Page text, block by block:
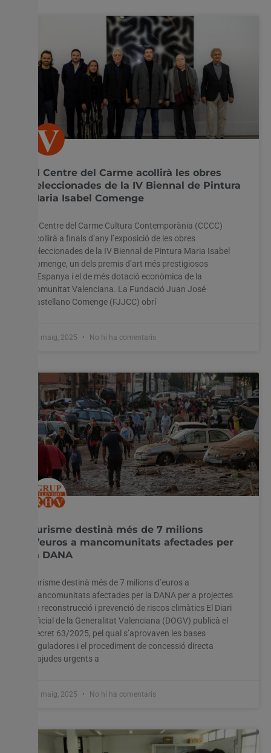
El Centre del Carme acollirà les obres
seleccionades de la IV Biennal de Pintura
Maria Isabel Comenge
El Centre del Carme Cultura Contemporània (CCCC)
acollirà a finals d’any l’exposició de les obres
seleccionades de la IV Biennal de Pintura Maria Isabel
Comenge, un dels premis d’art més prestigiosos
d’Espanya i el de més dotació econòmica de la
Comunitat Valenciana. La Fundació Juan José
Castellano Comenge (FJJCC) obrí
20 maig, 2025 No hi ha comentaris
Turisme destinà més de 7 milions
d’euros a mancomunitats afectades per
la DANA
Turisme destinà més de 7 milions d’euros a
mancomunitats afectades per la DANA per a projectes
de reconstrucció i prevenció de riscos climàtics El Diari
Oficial de la Generalitat Valenciana (DOGV) publicà el
Decret 63/2025, pel qual s’aprovaven les bases
reguladores i el procediment de concessió directa
d’ajudes urgents a
20 maig, 2025 No hi ha comentaris
Utilitzem cookies al nostre lloc web per oferir-vos
l'experiència més rellevant recordant les vostres preferències
i visites repetides. En fer clic a "Acceptar-ho tot", accepteu
l'ús de TOTES les cookies. Tanmateix, podeu visitar